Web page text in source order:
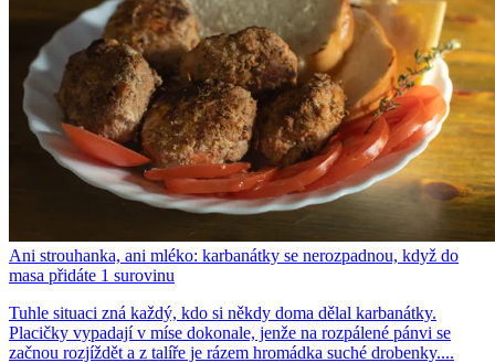
Ani strouhanka, ani mléko: karbanátky se nerozpadnou, když do
masa přidáte 1 surovinu
Tuhle situaci zná každý, kdo si někdy doma dělal karbanátky.
Placičky vypadají v míse dokonale, jenže na rozpálené pánvi se
začnou rozjíždět a z talíře je rázem hromádka suché drobenky....